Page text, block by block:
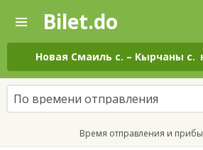
—
Поиск
и
покупка
билетов
на
автобус
онлайн
Bilet.do
Новая Смаиль с. – Кырчаны с.
По времени отправления
Время отправления и